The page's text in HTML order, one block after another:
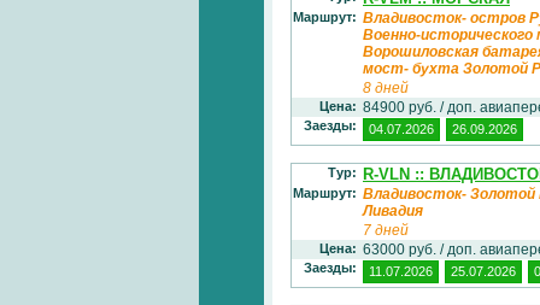
Маршрут: Владивосток- остров
Военно-
Ворошиловская
мост- бухта Золотой
8 дней
Цена: 84900 руб. / доп.
Заезды: 04.07.2026 26.09.2026
Тур: R-VLN ::
Маршрут: Владивосток-
Ливадия
7 дней
Цена: 63000 руб. / доп.
Заезды: 11.07.2026 25.07.2026